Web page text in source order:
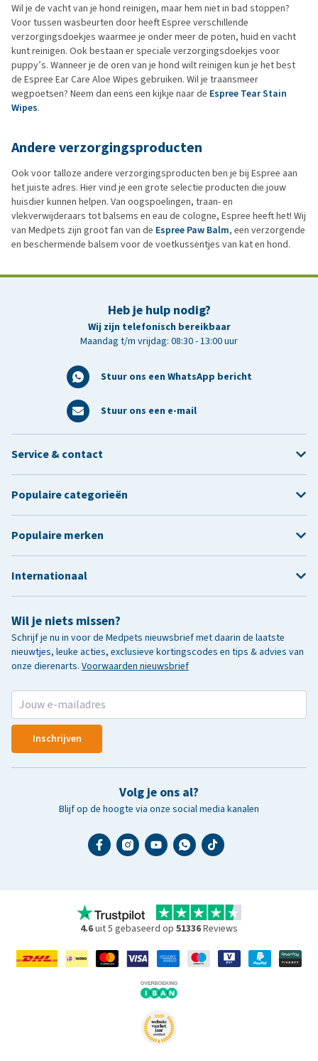
Wil je de vacht van je hond reinigen, maar hem niet in bad stoppen?
Voor tussen wasbeurten door heeft Espree verschillende
verzorgingsdoekjes waarmee je onder meer de poten, huid en vacht
kunt reinigen. Ook bestaan er speciale verzorgingsdoekjes voor
puppy’s. Wanneer je de oren van je hond wilt reinigen kun je het best
de Espree Ear Care Aloe Wipes gebruiken. Wil je traansmeer
wegpoetsen? Neem dan eens een kijkje naar de Espree Tear Stain
Wipes.
Andere verzorgingsproducten
Ook voor talloze andere verzorgingsproducten ben je bij Espree aan
het juiste adres. Hier vind je een grote selectie producten die jouw
huisdier kunnen helpen. Van oogspoelingen, traan- en
vlekverwijderaars tot balsems en eau de cologne, Espree heeft het! Wij
van Medpets zijn groot fan van de Espree Paw Balm, een verzorgende
en beschermende balsem voor de voetkussentjes van kat en hond.
Heb je hulp nodig?
Wij zijn telefonisch bereikbaar
Maandag t/m vrijdag: 08:30 - 13:00 uur
Stuur ons een WhatsApp bericht
Stuur ons een e-mail
Wil je niets missen?
Schrijf je nu in voor de Medpets nieuwsbrief met daarin de laatste
nieuwtjes, leuke acties, exclusieve kortingscodes en tips & advies van
onze dierenarts. Voorwaarden nieuwsbrief
Inschrijven
Volg je ons al?
Blijf op de hoogte via onze social media kanalen
Service & contact
Populaire categorieën
Populaire merken
Internationaal
4.6uit 5 gebaseerd op 51336Reviews